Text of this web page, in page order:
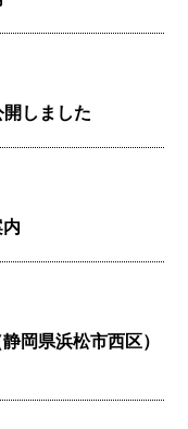
しました
岡県浜松市西区）